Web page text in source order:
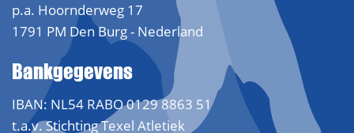
p.a. Hoornderweg 17
1791 PM Den Burg - Nederland
Bankgegevens
IBAN: NL54 RABO 0129 8863 51
t.a.v. Stichting Texel Atletiek